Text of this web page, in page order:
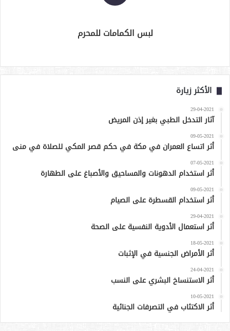
لبس الكمامات للمحرم
الأكثر زيارة
29-04-2021
آثار التدخل الطبي بغير إذن المريض
09-05-2021
أثر اتساع العمران في مكة في حكم قصر المكي للصلاة في منى
07-05-2021
أثر استخدام الدهونات والمساحيق والأصباغ على الطهارة
09-05-2021
أثر استخدام القسطرة على الصيام
29-04-2021
أثر استعمال الأدوية النفسية على الصحة
18-05-2021
أثر الأمراض الجنسية في الإثبات
24-04-2021
أثر الاستنساخ البشري على النسب
10-05-2021
أثر الاكتئاب في التصرفات الجنائية